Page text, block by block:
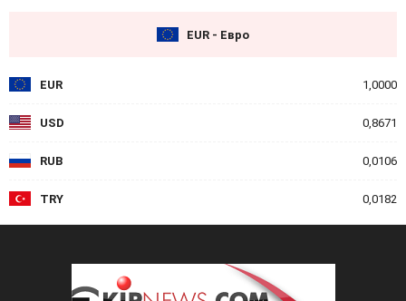
EUR - Евро
EUR 1,0000
USD 0,8671
RUB 0,0106
TRY 0,0182